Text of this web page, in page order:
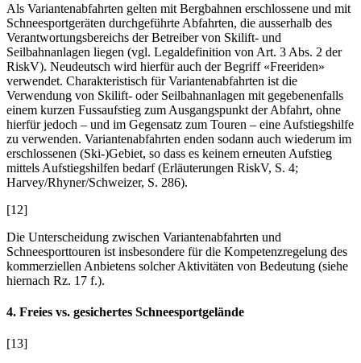
Als Variantenabfahrten gelten mit Bergbahnen erschlossene und mit
Schneesportgeräten durchgeführte Abfahrten, die ausserhalb des
Verantwortungsbereichs der Betreiber von Skilift- und
Seilbahnanlagen liegen (vgl. Legaldefinition von Art. 3 Abs. 2 der
RiskV). Neudeutsch wird hierfür auch der Begriff «Freeriden»
verwendet. Charakteristisch für Variantenabfahrten ist die
Verwendung von Skilift- oder Seilbahnanlagen mit gegebenenfalls
einem kurzen Fussaufstieg zum Ausgangspunkt der Abfahrt, ohne
hierfür jedoch – und im Gegensatz zum Touren – eine Aufstiegshilfe
zu verwenden. Variantenabfahrten enden sodann auch wiederum im
erschlossenen (Ski-)Gebiet, so dass es keinem erneuten Aufstieg
mittels Aufstiegshilfen bedarf (Erläuterungen RiskV, S. 4;
Harvey/Rhyner/Schweizer, S. 286).
[12]
Die Unterscheidung zwischen Variantenabfahrten und
Schneesporttouren ist insbesondere für die Kompetenzregelung des
kommerziellen Anbietens solcher Aktivitäten von Bedeutung (siehe
hiernach Rz. 17 f.).
4. Freies vs. gesichertes Schneesportgelände
[13]